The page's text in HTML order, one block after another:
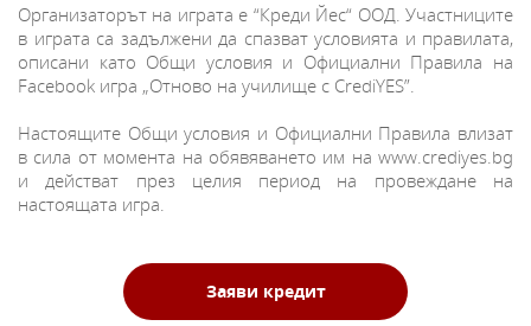
Организаторът на играта е “Креди Йес“ ООД. Участниците
в играта са задължени да спазват условията и правилата,
описани като Общи условия и Официални Правила на
Facebook игра „Отново на училище с CrediYES”.
Настоящите Общи условия и Официални Правила влизат
в сила от момента на обявяването им на www.crediyes.bg
и действат през целия период на провеждане на
настоящата игра.
Заяви кредит